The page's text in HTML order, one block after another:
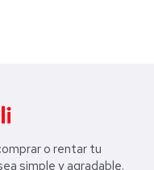
o rentar tu
simple y agradable.